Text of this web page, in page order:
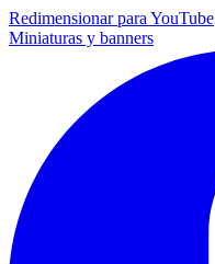
Redimensionar para YouTube
Miniaturas y banners